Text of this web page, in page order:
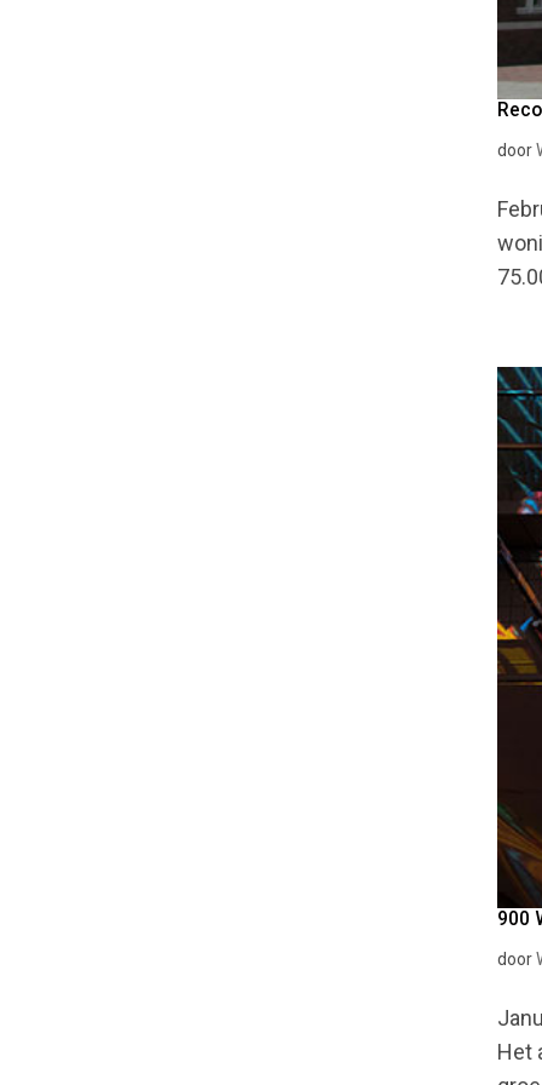
door
900
door
Het